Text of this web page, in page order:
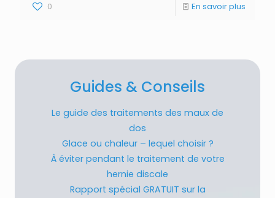
0 En savoir plus
Guides & Conseils
Le guide des traitements des maux de
dos
Glace ou chaleur – lequel choisir ?
À éviter pendant le traitement de votre
hernie discale
Rapport spécial GRATUIT sur la